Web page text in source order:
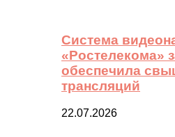
Система
«Ростелекома»
обеспечила
трансляций
22.07.2026